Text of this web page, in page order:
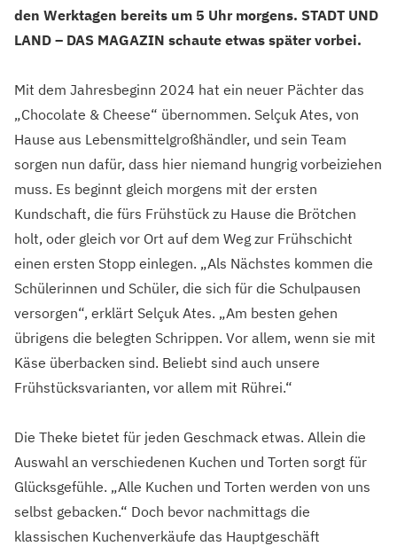
den Werktagen bereits um 5 Uhr morgens. STADT UND
LAND – DAS MAGAZIN schaute etwas später vorbei.
Mit dem Jahresbeginn 2024 hat ein neuer Pächter das
„Chocolate & Cheese“ übernommen. Selçuk Ates, von
Hause aus Lebensmittelgroßhändler, und sein Team
sorgen nun dafür, dass hier niemand hungrig vorbeiziehen
muss. Es beginnt gleich morgens mit der ersten
Kundschaft, die fürs Frühstück zu Hause die Brötchen
holt, oder gleich vor Ort auf dem Weg zur Frühschicht
einen ersten Stopp einlegen. „Als Nächstes kommen die
Schülerinnen und Schüler, die sich für die Schulpausen
versorgen“, erklärt Selçuk Ates. „Am besten gehen
übrigens die belegten Schrippen. Vor allem, wenn sie mit
Käse überbacken sind. Beliebt sind auch unsere
Frühstücksvarianten, vor allem mit Rührei.“
Die Theke bietet für jeden Geschmack etwas. Allein die
Auswahl an verschiedenen Kuchen und Torten sorgt für
Glücksgefühle. „Alle Kuchen und Torten werden von uns
selbst gebacken.“ Doch bevor nachmittags die
klassischen Kuchenverkäufe das Hauptgeschäft